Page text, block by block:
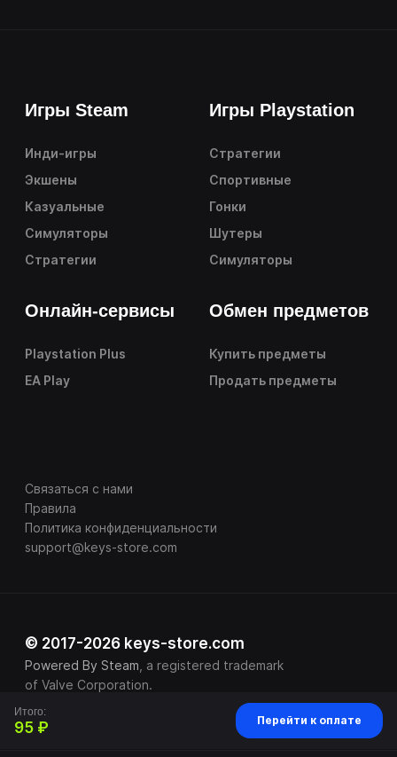
Итого:
95 ₽ Перейти к оплате
Игры Steam
Инди-игры
Экшены
Казуальные
Симуляторы
Стратегии
Игры Playstation
Стратегии
Спортивные
Гонки
Шутеры
Симуляторы
Онлайн-сервисы
Playstation Plus
EA Play
Обмен предметов
Купить предметы
Продать предметы
Связаться с нами
Правила
Политика конфиденциальности
support@keys-store.com
© 2017-2026 keys-store.com
Powered By Steam , a registered trademark
of Valve Corporation.